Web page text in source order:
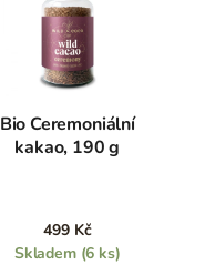
Bio Ceremoniální
kakao, 190 g
499 Kč
Skladem (6 ks)